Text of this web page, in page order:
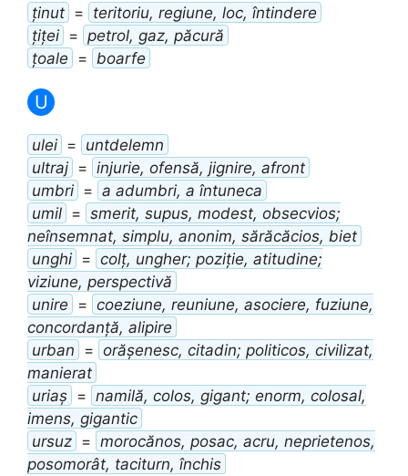
ținut = teritoriu, regiune, loc, întindere
țiței = petrol, gaz, păcură
țoale = boarfe
U
ulei = untdelemn
ultraj = injurie, ofensă, jignire, afront
umbri = a adumbri, a întuneca
umil = smerit, supus, modest, obsecvios;
neînsemnat, simplu, anonim, sărăcăcios, biet
unghi = colț, ungher; poziție, atitudine;
viziune, perspectivă
unire = coeziune, reuniune, asociere, fuziune,
concordanță, alipire
urban = orășenesc, citadin; politicos, civilizat,
manierat
uriaș = namilă, colos, gigant; enorm, colosal,
imens, gigantic
ursuz = morocănos, posac, acru, neprietenos,
posomorât, taciturn, închis